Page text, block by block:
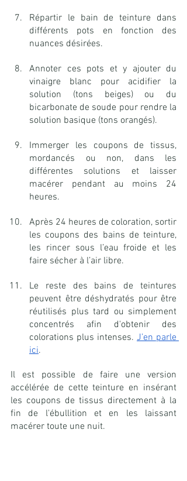
Répartir le bain de teinture dans
différents pots en fonction des
nuances désirées.
Annoter ces pots et y ajouter du
vinaigre blanc pour acidifier la
solution (tons beiges) ou du
bicarbonate de soude pour rendre la
solution basique (tons orangés).
Immerger les coupons de tissus,
mordancés ou non, dans les
différentes solutions et laisser
macérer pendant au moins 24
heures.
Après 24 heures de coloration, sortir
les coupons des bains de teinture,
les rincer sous l’eau froide et les
faire sécher à l’air libre.
Le reste des bains de teintures
peuvent être déshydratés pour être
réutilisés plus tard ou simplement
concentrés afin d'obtenir des
colorations plus intenses. J’en parle
ici.
Il est possible de faire une version
accélérée de cette teinture en insérant
les coupons de tissus directement à la
fin de l'ébullition et en les laissant
macérer toute une nuit.